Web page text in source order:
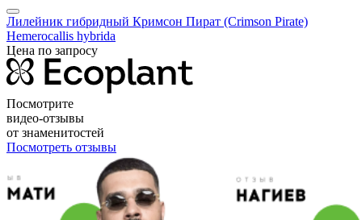
Лилейник гибридный Кримсон Пират (Crimson Pirate)
Нemerocallis hybridа
Цена по запросу
Посмотрите
видео-отзывы
от знаменитостей
Посмотреть отзывы